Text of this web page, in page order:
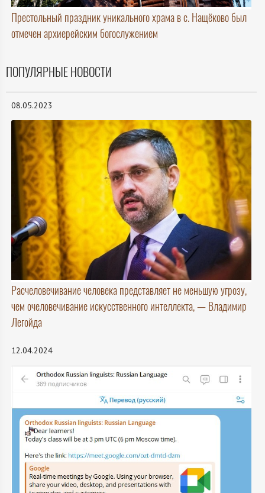
Престольный праздник уникального храма в с. Нащёково был
отмечен архиерейским богослужением
ПОПУЛЯРНЫЕ НОВОСТИ
08.05.2023
Расчеловечивание человека представляет не меньшую угрозу,
чем очеловечивание искусственного интеллекта, — Владимир
Легойда
12.04.2024